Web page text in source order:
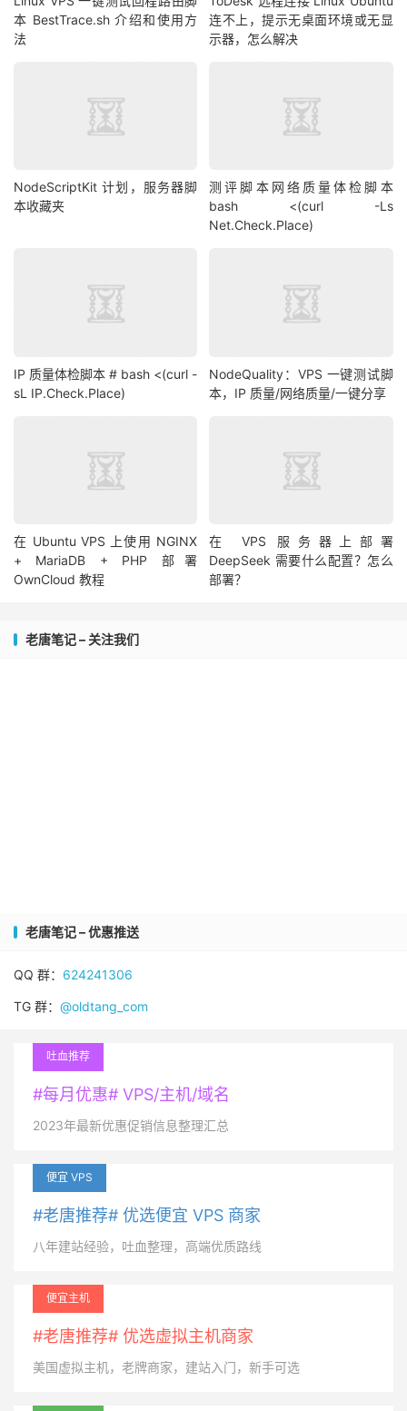
本 BestTrace.sh 介绍和使用方
法
连不上，提示无桌面环境或无显
示器，怎么解决
NodeScriptKit 计划，服务器脚
本收藏夹
测评脚本网络质量体检脚本
bash <(curl -Ls
Net.Check.Place)
IP 质量体检脚本 # bash <(curl -
sL IP.Check.Place)
NodeQuality：VPS 一键测试脚
本，IP 质量/网络质量/一键分享
在 Ubuntu VPS 上使用 NGINX
+ MariaDB + PHP 部署
OwnCloud 教程
在 VPS 服务器上部署
DeepSeek 需要什么配置？怎么
部署？
老唐笔记 – 关注我们
老唐笔记 – 优惠推送
QQ 群： 624241306
TG 群： @oldtang_com
吐血推荐
#每月优惠# VPS/主机/域名
2023年最新优惠促销信息整理汇总
便宜 VPS
#老唐推荐# 优选便宜 VPS 商家
八年建站经验，吐血整理，高端优质路线
便宜主机
#老唐推荐# 优选虚拟主机商家
美国虚拟主机，老牌商家，建站入门，新手可选